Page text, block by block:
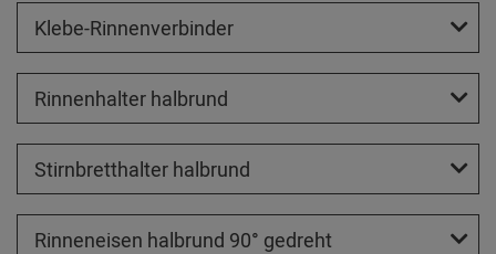
Klebe-Rinnenverbinder
Rinnenhalter halbrund
Stirnbretthalter halbrund
Rinneneisen halbrund 90° gedreht